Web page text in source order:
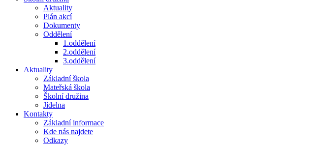
Aktuality
Plán akcí
Dokumenty
Oddělení
1.oddělení
2.oddělení
3.oddělení
Aktuality
Základní škola
Mateřská škola
Školní družina
Jídelna
Kontakty
Základní informace
Kde nás najdete
Odkazy